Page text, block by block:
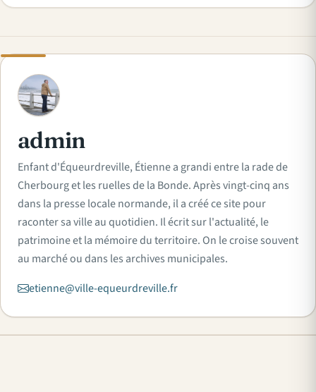
A
admin
Enfant d'Équeurdreville, Étienne a grandi entre la rade de
Cherbourg et les ruelles de la Bonde. Après vingt-cinq ans
dans la presse locale normande, il a créé ce site pour
raconter sa ville au quotidien. Il écrit sur l'actualité, le
patrimoine et la mémoire du territoire. On le croise souvent
au marché ou dans les archives municipales.
etienne@ville-equeurdreville.fr